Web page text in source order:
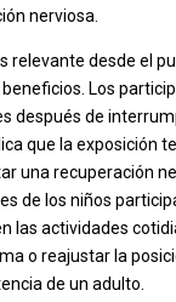
nerviosa.
relevante desde el
beneficios. Los
después de
que la exposición
una recuperación
de los niños
las actividades
o reajustar la
de un adulto.